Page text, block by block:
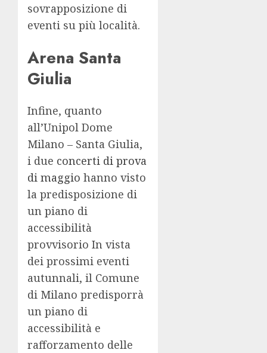
sovrapposizione di
eventi su più località.
Arena Santa
Giulia
Infine, quanto
all’Unipol Dome
Milano – Santa Giulia,
i due concerti di prova
di maggio hanno visto
la predisposizione di
un piano di
accessibilità
provvisorio In vista
dei prossimi eventi
autunnali, il Comune
di Milano predisporrà
un piano di
accessibilità e
rafforzamento delle